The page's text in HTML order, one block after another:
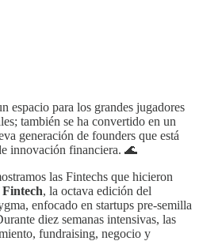
espacio para los grandes jugadores
también se ha convertido en un
generación de founders que está
innovación financiera. 🌊
las Fintechs que hicieron
, la octava edición del
enfocado en startups pre-semilla
diez semanas intensivas, las
fundraising, negocio y